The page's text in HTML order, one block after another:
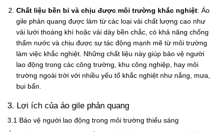
Chất liệu bền bỉ và chịu được môi trường khắc nghiệt: Áo
gile phản quang được làm từ các loại vải chất lượng cao như
vải lưới thoáng khí hoặc vải dày bền chắc, có khả năng chống
thấm nước và chịu được sự tác động mạnh mẽ từ môi trường
làm việc khắc nghiệt. Những chất liệu này giúp bảo vệ người
lao động trong các công trường, khu công nghiệp, hay môi
trường ngoài trời với nhiều yếu tố khắc nghiệt như nắng, mưa,
bụi bẩn.
3. Lợi ích của áo gile phản quang
3.1 Bảo vệ người lao động trong môi trường thiếu sáng